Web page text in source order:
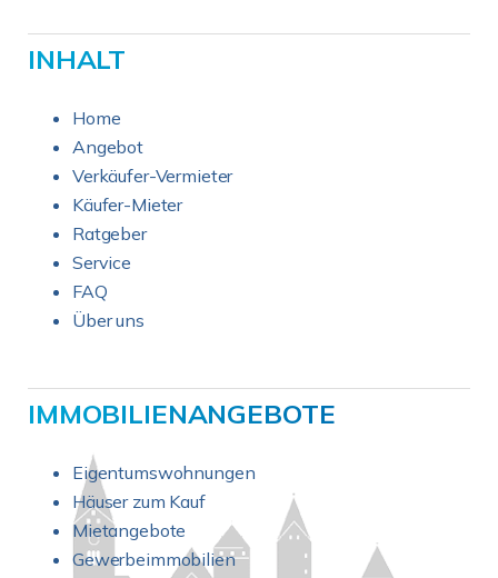
INHALT
Home
Angebot
Verkäufer-Vermieter
Käufer-Mieter
Ratgeber
Service
FAQ
Über uns
IMMOBILIENANGEBOTE
Eigentumswohnungen
Häuser zum Kauf
Mietangebote
Gewerbeimmobilien